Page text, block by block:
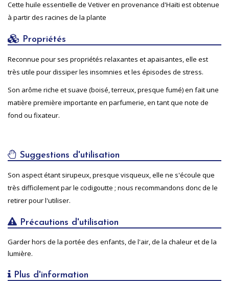
Cette huile essentielle de Vetiver en provenance d'Haïti est obtenue
à partir des racines de la plante
Propriétés
Reconnue pour ses propriétés relaxantes et apaisantes, elle est
très utile pour dissiper les insomnies et les épisodes de stress.
Son arôme riche et suave (boisé, terreux, presque fumé) en fait une
matière première importante en parfumerie, en tant que note de
fond ou fixateur.
Suggestions d'utilisation
Son aspect étant sirupeux, presque visqueux, elle ne s'écoule que
très difficilement par le codigoutte ; nous recommandons donc de le
retirer pour l'utiliser.
Précautions d'utilisation
Garder hors de la portée des enfants, de l'air, de la chaleur et de la
lumière.
Plus d'information